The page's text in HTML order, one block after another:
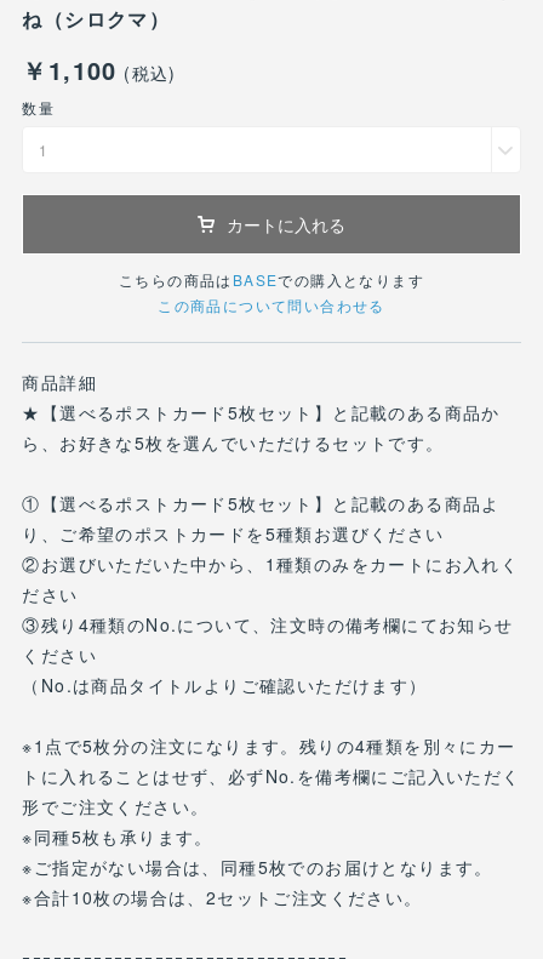
ね（シロクマ）
￥1,100 (税込)
数量
1
カートに入れる
こちらの商品は BASEでの購入となります
この商品について問い合わせる
商品詳細
★【選べるポストカード5枚セット】と記載のある商品か
ら、お好きな5枚を選んでいただけるセットです。
①【選べるポストカード5枚セット】と記載のある商品よ
り、ご希望のポストカードを5種類お選びください
②お選びいただいた中から、1種類のみをカートにお入れく
ださい
③残り4種類のNo.について、注文時の備考欄にてお知らせ
ください
（No.は商品タイトルよりご確認いただけます）
※1点で5枚分の注文になります。残りの4種類を別々にカー
トに入れることはせず、必ずNo.を備考欄にご記入いただく
形でご注文ください。
※同種5枚も承ります。
※ご指定がない場合は、同種5枚でのお届けとなります。
※合計10枚の場合は、2セットご注文ください。